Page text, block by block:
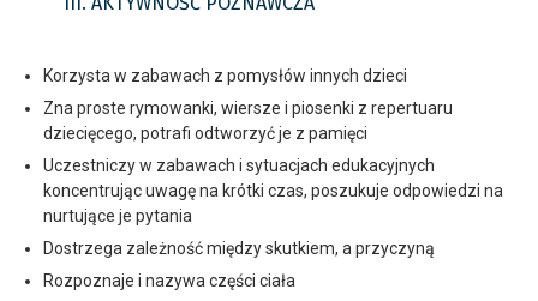
Korzysta w zabawach z pomysłów innych dzieci
Zna proste rymowanki, wiersze i piosenki z repertuaru
dziecięcego, potrafi odtworzyć je z pamięci
Uczestniczy w zabawach i sytuacjach edukacyjnych
koncentrując uwagę na krótki czas, poszukuje odpowiedzi na
nurtujące je pytania
Dostrzega zależność między skutkiem, a przyczyną
Rozpoznaje i nazywa części ciała